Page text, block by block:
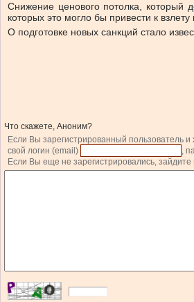
Снижение ценового потолка, который
которых это могло бы привести к
О подготовке новых санкций стало
Что скажете, Аноним?
Если Вы зарегистрированный пользователь и
свой логин (email)
,
Если Вы еще не зарегистрировались, зайдите